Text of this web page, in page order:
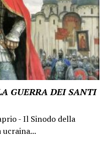
GUERRA DEI SANTI
- Il Sinodo della
ucraina...